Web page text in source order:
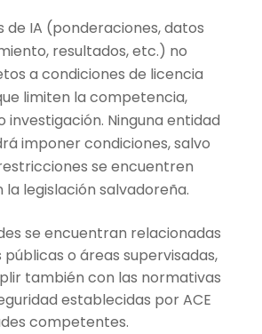
de IA (ponderaciones, datos
resultados, etc.) no
a condiciones de licencia
limiten la competencia,
investigación. Ninguna entidad
imponer condiciones, salvo
se encuentren
la legislación salvadoreña.
se encuentran relacionadas
o áreas supervisadas,
también con las normativas
establecidas por ACE
competentes.